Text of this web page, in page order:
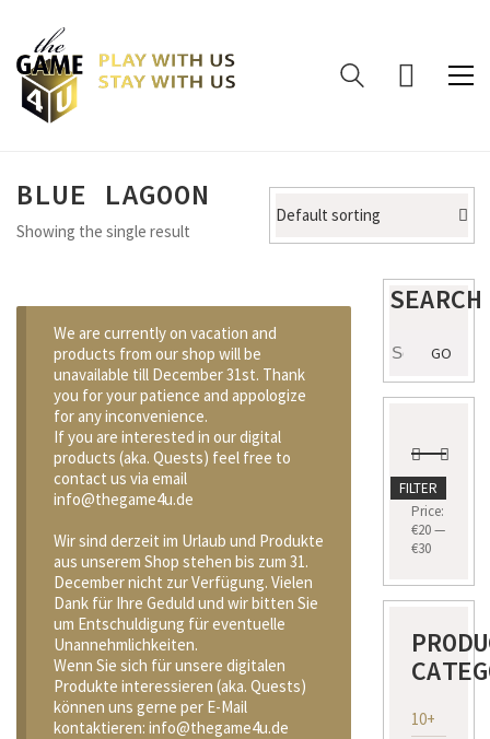
BLUE LAGOON
Showing the single result
Default sorting
We are currently on vacation and
products from our shop will be
unavailable till December 31st. Thank
you for your patience and appologize
for any inconvenience.
If you are interested in our digital
products (aka. Quests) feel free to
contact us via email
info@thegame4u.de
Wir sind derzeit im Urlaub und Produkte
aus unserem Shop stehen bis zum 31.
December nicht zur Verfügung. Vielen
Dank für Ihre Geduld und wir bitten Sie
um Entschuldigung für eventuelle
Unannehmlichkeiten.
Wenn Sie sich für unsere digitalen
Produkte interessieren (aka. Quests)
können uns gerne per E-Mail
kontaktieren: info@thegame4u.de
SEARCH
for:
GO
Min
price
Max
price
FILTER
Price:
€20—
€30
10+